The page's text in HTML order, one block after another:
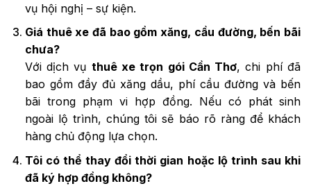
vụ hội nghị – sự kiện.
Giá thuê xe đã bao gồm xăng, cầu đường, bến bãi
chưa?
Với dịch vụ thuê xe trọn gói Cần Thơ, chi phí đã
bao gồm đầy đủ xăng dầu, phí cầu đường và bến
bãi trong phạm vi hợp đồng. Nếu có phát sinh
ngoài lộ trình, chúng tôi sẽ báo rõ ràng để khách
hàng chủ động lựa chọn.
Tôi có thể thay đổi thời gian hoặc lộ trình sau khi
đã ký hợp đồng không?